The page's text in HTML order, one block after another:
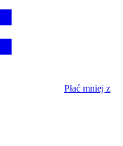
Płać mniej z